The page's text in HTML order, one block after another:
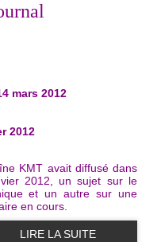
mars 2012
2012
KMT avait diffusé dans
2012, un sujet sur le
et un autre sur une
en cours.
LIRE LA SUITE